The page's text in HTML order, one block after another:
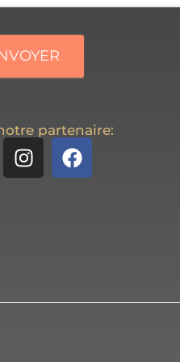
partenaire: